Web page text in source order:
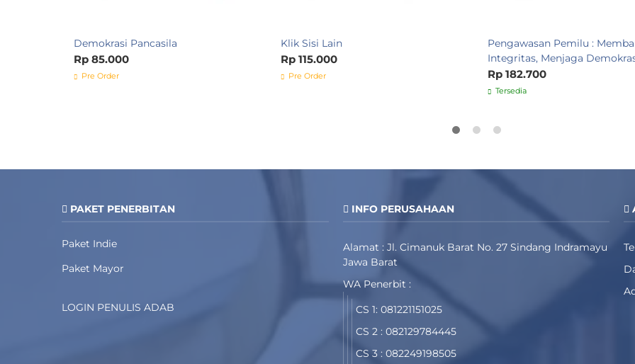
Demokrasi Pancasila
Rp 85.000
Pre Order
Klik Sisi Lain
Rp 115.000
Pre Order
Pengawasan Pemilu :
Integritas, Menjaga
Rp 182.700
Tersedia
PAKET PENERBITAN
Paket Indie
Paket Mayor
LOGIN PENULIS ADAB
INFO PERUSAHAAN
Alamat : Jl. Cimanuk Barat No. 27 Sindang Indramayu
Jawa Barat
WA Penerbit :
CS 1: 081221151025
CS 2 : 082129784445
CS 3 : 082249198505